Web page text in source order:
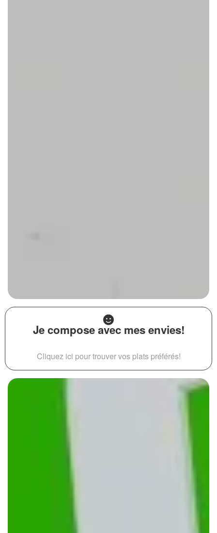
Je compose avec mes envies!
Cliquez ici pour trouver vos plats préférés!